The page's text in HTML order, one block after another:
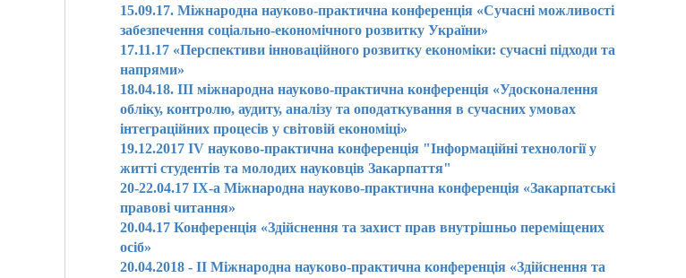
15.09.17. Міжнародна науково-практична конференція «Сучасні можливості
забезпечення соціально-економічного розвитку України»
17.11.17 «Перспективи інноваційного розвитку економіки: сучасні підходи та
напрями»
18.04.18. ІІІ міжнародна науково-практична конференція «Удосконалення
обліку, контролю, аудиту, аналізу та оподаткування в сучасних умовах
інтеграційних процесів у світовій економіці»
19.12.2017 ІV науково-практична конференція "Інформаційні технології у
житті студентів та молодих науковців Закарпаття"
20-22.04.17 ІХ-а Міжнародна науково-практична конференція «Закарпатські
правові читання»
20.04.17 Конференція «Здійснення та захист прав внутрішньо переміщених
осіб»
20.04.2018 - ІІ Міжнародна науково-практична конференція «Здійснення та